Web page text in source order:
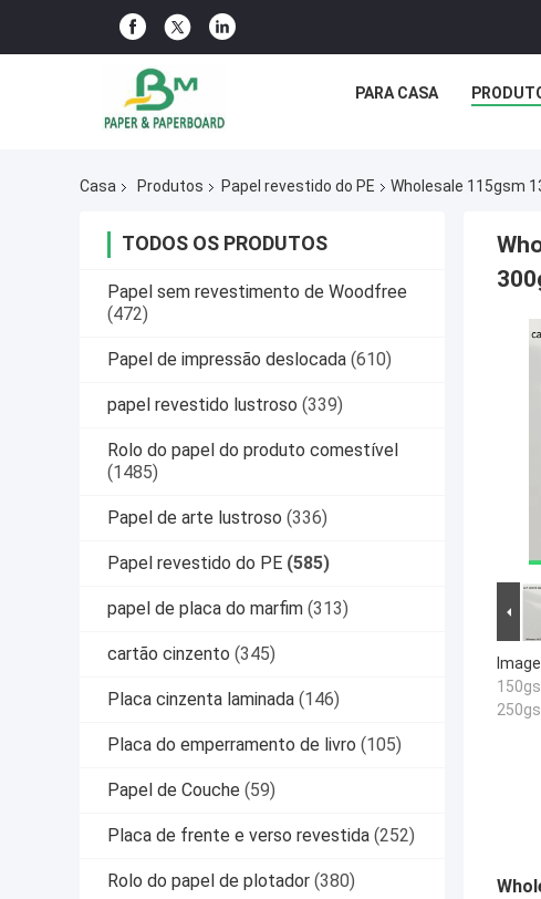
PARA CASA
Casa Produtos Papel revestido do PE Wholesale 115gsm
TODOS OS PRODUTOS
Papel sem revestimento de Woodfree
(472)
Papel de impressão deslocada (610)
papel revestido lustroso (339)
Rolo do papel do produto comestível
(1485)
Papel de arte lustroso (336)
Papel revestido do PE (585)
papel de placa do marfim (313)
cartão cinzento (345)
Placa cinzenta laminada (146)
Placa do emperramento de livro (105)
Papel de Couche (59)
Placa de frente e verso revestida (252)
Rolo do papel de plotador (380)